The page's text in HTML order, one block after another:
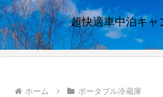
超快適車中泊キャ
ホーム ポータブル冷蔵庫